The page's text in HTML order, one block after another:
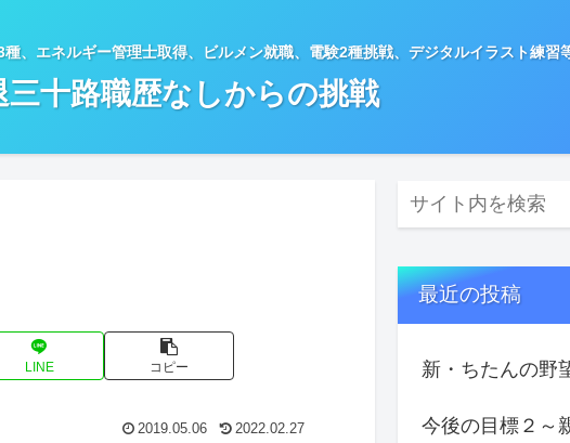
、エネルギー管理士取得、ビルメン就職、電験2種挑戦、デジタルイラスト練習
三十路職歴なしからの挑戦
LINE コピー
2019.05.06 2022.02.27
最近の投稿
新・ちたんの野
今後の目標２～